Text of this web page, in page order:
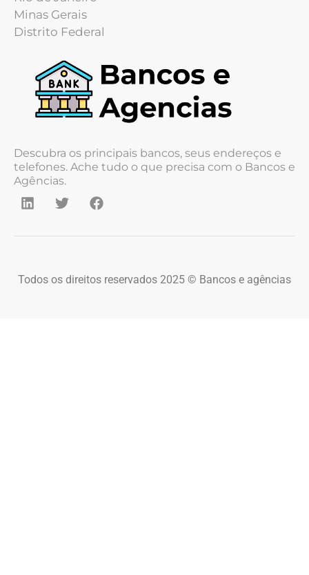
Minas Gerais
Distrito Federal
Descubra os principais bancos, seus endereços e
telefones. Ache tudo o que precisa com o Bancos e
Agências.
Todos os direitos reservados 2025 © Bancos e agências